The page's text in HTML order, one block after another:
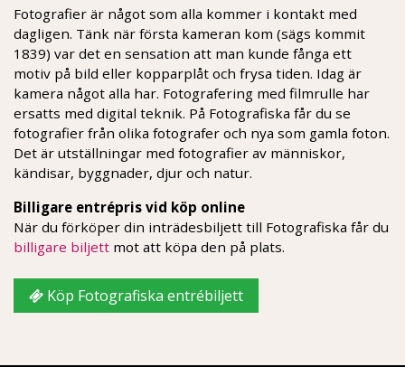
Fotografier är något som alla kommer i kontakt med
dagligen. Tänk när första kameran kom (sägs kommit
1839) var det en sensation att man kunde fånga ett
motiv på bild eller kopparplåt och frysa tiden. Idag är
kamera något alla har. Fotografering med filmrulle har
ersatts med digital teknik. På Fotografiska får du se
fotografier från olika fotografer och nya som gamla foton.
Det är utställningar med fotografier av människor,
kändisar, byggnader, djur och natur.
Billigare entrépris vid köp online
När du förköper din inträdesbiljett till Fotografiska får du
billigare biljett mot att köpa den på plats.
Köp Fotografiska entrébiljett